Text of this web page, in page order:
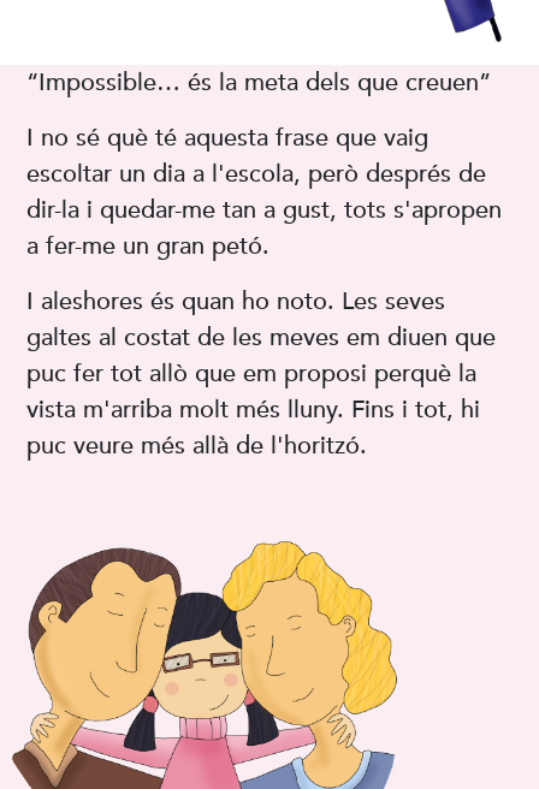
“Impossible… és la meta dels que creuen”
I no sé què té aquesta frase que vaig
escoltar un dia a l'escola, però després de
dir-la i quedar-me tan a gust, tots s'apropen
a fer-me un gran petó.
I aleshores és quan ho noto. Les seves
galtes al costat de les meves em diuen que
puc fer tot allò que em proposi perquè la
vista m'arriba molt més lluny. Fins i tot, hi
puc veure més allà de l'horitzó.